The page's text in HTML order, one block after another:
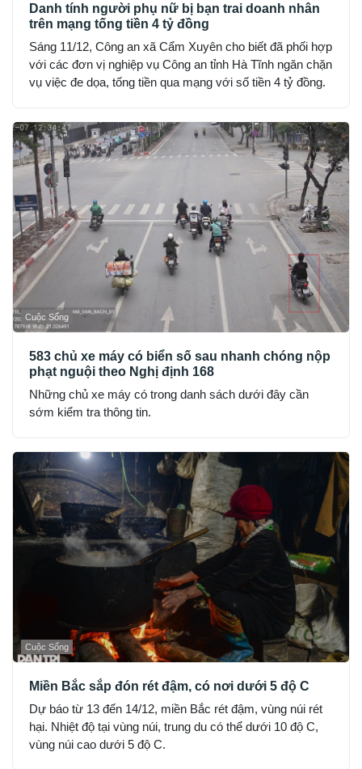
Danh tính người phụ nữ bị bạn trai doanh nhân
trên mạng tống tiền 4 tỷ đồng
Sáng 11/12, Công an xã Cẩm Xuyên cho biết đã phối hợp
với các đơn vị nghiệp vụ Công an tỉnh Hà Tĩnh ngăn chặn
vụ việc đe dọa, tống tiền qua mạng với số tiền 4 tỷ đồng.
Cuộc Sống
583 chủ xe máy có biển số sau nhanh chóng nộp
phạt nguội theo Nghị định 168
Những chủ xe máy có trong danh sách dưới đây cần
sớm kiểm tra thông tin.
Cuộc Sống
Miền Bắc sắp đón rét đậm, có nơi dưới 5 độ C
Dự báo từ 13 đến 14/12, miền Bắc rét đậm, vùng núi rét
hại. Nhiệt độ tại vùng núi, trung du có thể dưới 10 độ C,
vùng núi cao dưới 5 độ C.